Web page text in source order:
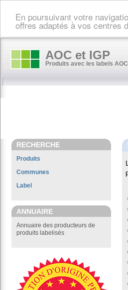
En poursuivant votre
offres adaptés à vos centres
AOC et IGP
Produits avec les labels
RECHERCHE
Produits
Communes
Label
ANNUAIRE
Annuaire des producteurs de
produits labelisés